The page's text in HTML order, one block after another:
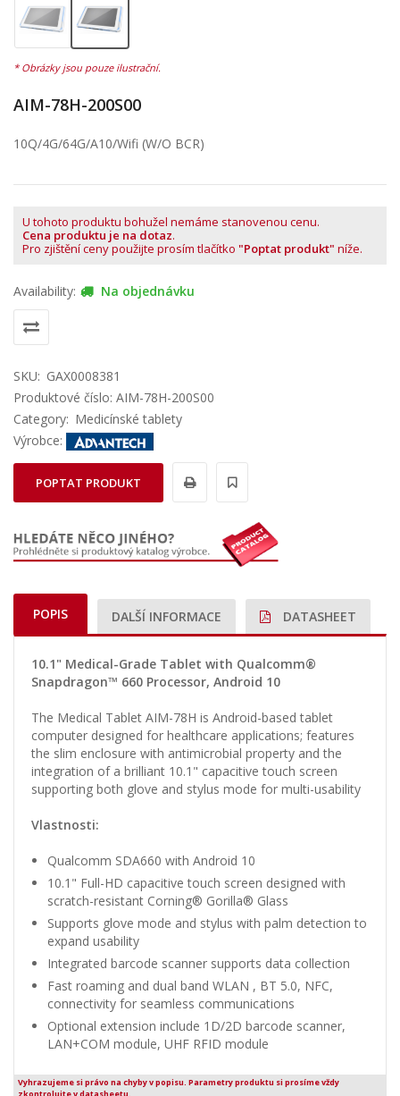
AIM-78H-200S00
10Q/4G/64G/A10/Wifi (W/O BCR)
U tohoto produktu bohužel nemáme stanovenou cenu.
Cena produktu je na dotaz.
Pro zjištění ceny použijte prosím tlačítko "Poptat produkt" níže.
Availability: Na objednávku
SKU: GAX0008381
Produktové číslo: AIM-78H-200S00
Category: Medicínské tablety
Výrobce:
POPTAT PRODUKT
POPIS DALŠÍ INFORMACE DATASHEET
10.1" Medical-Grade Tablet with Qualcomm®
Snapdragon™ 660 Processor, Android 10
The Medical Tablet AIM-78H is Android-based tablet
computer designed for healthcare applications; features
the slim enclosure with antimicrobial property and the
integration of a brilliant 10.1" capacitive touch screen
supporting both glove and stylus mode for multi-usability
Vlastnosti:
Qualcomm SDA660 with Android 10
10.1" Full-HD capacitive touch screen designed with
scratch-resistant Corning® Gorilla® Glass
Supports glove mode and stylus with palm detection to
expand usability
Integrated barcode scanner supports data collection
Fast roaming and dual band WLAN , BT 5.0, NFC,
connectivity for seamless communications
Optional extension include 1D/2D barcode scanner,
LAN+COM module, UHF RFID module
Vyhrazujeme si právo na chyby v popisu. Parametry produktu si prosíme vždy